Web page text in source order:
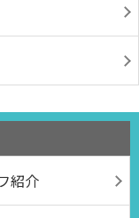
紹介